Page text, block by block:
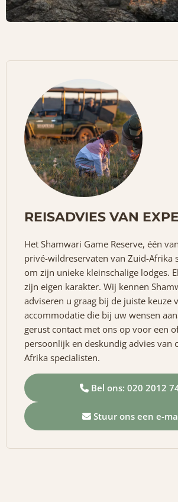
REISADVIES VAN
Het Shamwari Game Reserve, één
privé-wildreservaten van Zuid-Afrika
om zijn unieke kleinschalige lodges.
zijn eigen karakter. Wij kennen
adviseren u graag bij de juiste keuze
accommodatie die bij uw wensen
gerust contact met ons op voor een
persoonlijk en deskundig advies van
Afrika specialisten.
Bel ons: 020 2012
Stuur ons een e-